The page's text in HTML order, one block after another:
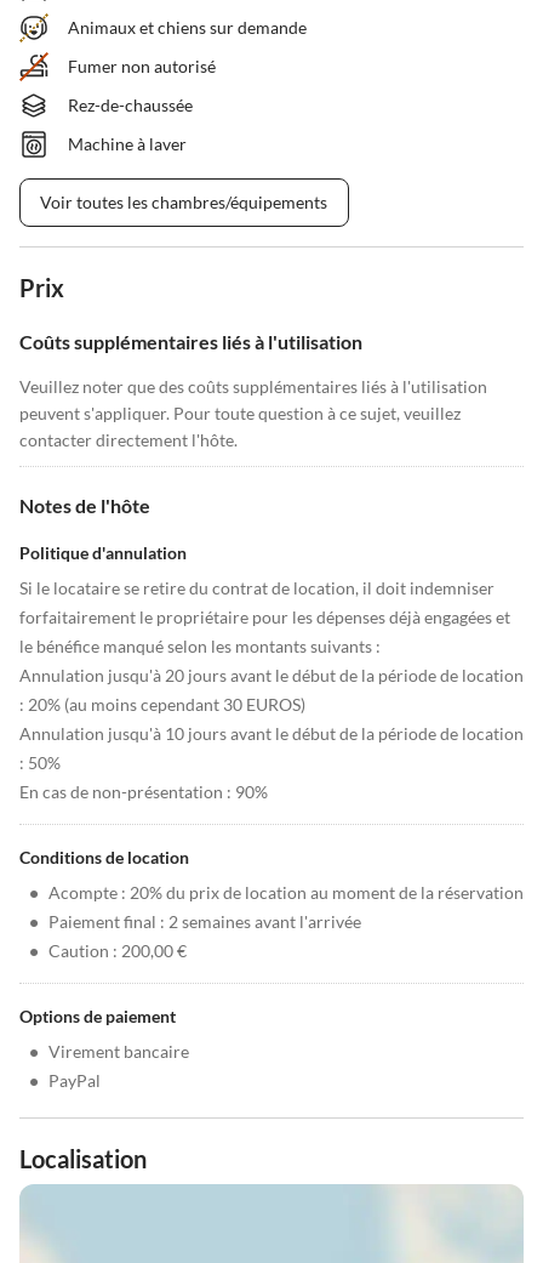
Animaux et chiens sur demande
Fumer non autorisé
Rez-de-chaussée
Machine à laver
Voir toutes les chambres/équipements
Prix
Coûts supplémentaires liés à l'utilisation
Veuillez noter que des coûts supplémentaires liés à l'utilisation
peuvent s'appliquer. Pour toute question à ce sujet, veuillez
contacter directement l'hôte.
Notes de l'hôte
Politique d'annulation
Si le locataire se retire du contrat de location, il doit indemniser
forfaitairement le propriétaire pour les dépenses déjà engagées et
le bénéfice manqué selon les montants suivants :
Annulation jusqu'à 20 jours avant le début de la période de location
: 20% (au moins cependant 30 EUROS)
Annulation jusqu'à 10 jours avant le début de la période de location
: 50%
En cas de non-présentation : 90%
Conditions de location
• Acompte : 20% du prix de location au moment de la réservation
• Paiement final : 2 semaines avant l'arrivée
• Caution : 200,00 €
Options de paiement
• Virement bancaire
• PayPal
Localisation